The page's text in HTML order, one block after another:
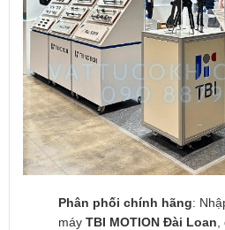
Phân phối chính hãng:
máy TBI MOTION Đài Loan